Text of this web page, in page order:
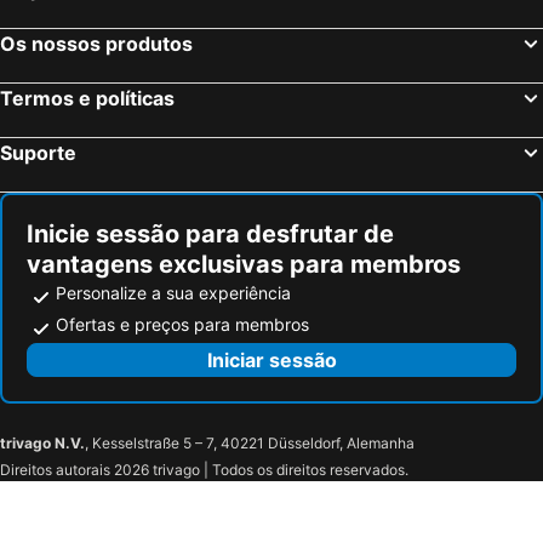
Estrasburgo, Alsácia Hotéis
Bordéus, Aquitânia Hotéis
Colmar, Alsácia Hotéis
Os nossos produtos
Termos e políticas
Suporte
Inicie sessão para desfrutar de
vantagens exclusivas para membros
Personalize a sua experiência
Ofertas e preços para membros
Iniciar sessão
trivago N.V., Kesselstraße 5 – 7, 40221 Düsseldorf, Alemanha
Direitos autorais 2026 trivago | Todos os direitos reservados.